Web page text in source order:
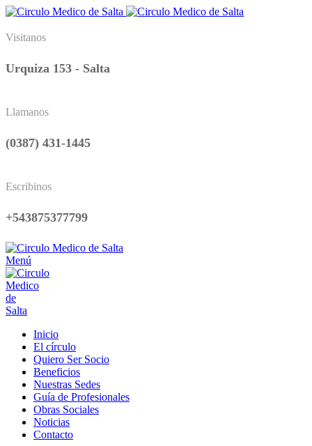
Visitanos
Urquiza 153 - Salta
Llamanos
(0387) 431-1445
Escribinos
+543875377799
Menú
Inicio
El círculo
Quiero Ser Socio
Beneficios
Nuestras Sedes
Guía de Profesionales
Obras Sociales
Noticias
Contacto